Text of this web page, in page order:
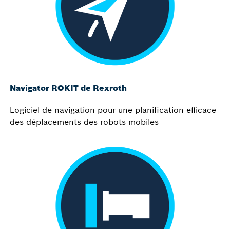
Navigator ROKIT de Rexroth
Logiciel de navigation pour une planification efficace
des déplacements des robots mobiles